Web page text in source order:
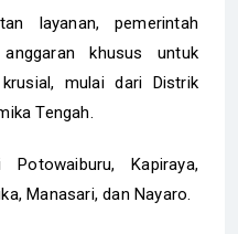
layanan, pemerintah
khusus untuk
mulai dari Distrik
Tengah.
Kapiraya,
Manasari, dan Nayaro.